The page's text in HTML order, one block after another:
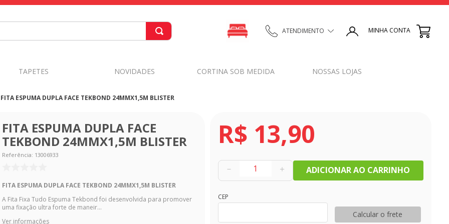
ATENDIMENTO MINHA CONTA
TAPETES NOVIDADES CORTINA SOB MEDIDA NOSSAS LOJAS
FITA ESPUMA DUPLA FACE TEKBOND 24MMX1,5M BLISTER
FITA ESPUMA DUPLA FACE
TEKBOND 24MMX1,5M BLISTER
Referência: 13006933
FITA ESPUMA DUPLA FACE TEKBOND 24MMX1,5M BLISTER
A Fita Fixa Tudo Espuma Tekbond foi desenvolvida para promover
uma fixação ultra forte de maneir...
Ver informações
R$ 13,90
＋
－ ADICIONAR AO CARRINHO
CEP
Calcular o frete